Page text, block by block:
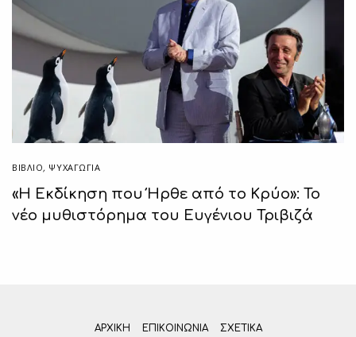
ΒΙΒΛΊΟ, ΨΥΧΑΓΩΓΙΑ
«Η Εκδίκηση που Ήρθε από το Κρύο»: Το
νέο μυθιστόρημα του Ευγένιου Τριβιζά
ΑΡΧΙΚΗ ΕΠΙΚΟΙΝΩΝΊΑ ΣΧΕΤΙΚΆ